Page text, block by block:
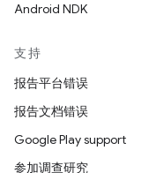
Android NDK
支持
报告平台错误
报告文档错误
Google Play support
参加调查研究